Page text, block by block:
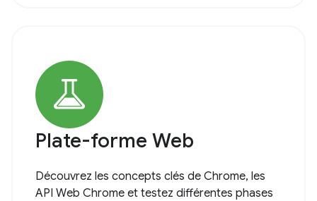
Plate-forme Web
Découvrez les concepts clés de Chrome, les
API Web Chrome et testez différentes phases